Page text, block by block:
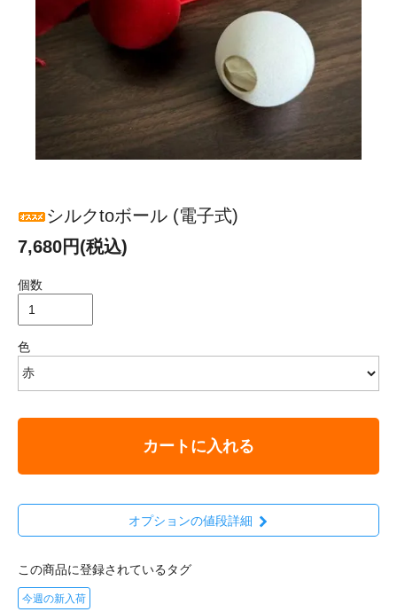
シルクtoボール (電子式)
7,680円(税込)
個数
色
カートに入れる
オプションの値段詳細
この商品に登録されているタグ
今週の新入荷